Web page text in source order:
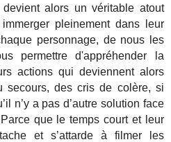
alors un véritable atout
pleinement dans leur
personnage, de nous les
permettre d'appréhender la
actions qui deviennent alors
secours, des cris de colère, si
n’y a pas d’autre solution face
que le temps court et leur
et s’attarde à filmer les